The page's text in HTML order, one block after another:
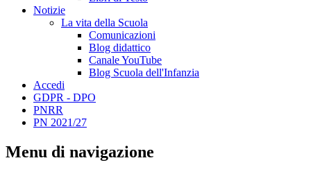
Notizie
La vita della Scuola
Comunicazioni
Blog didattico
Canale YouTube
Blog Scuola dell'Infanzia
Accedi
GDPR - DPO
PNRR
PN 2021/27
Menu di navigazione